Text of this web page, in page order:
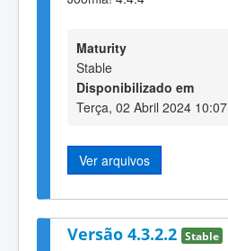
Maturity
Stable
Disponibilizado em
Terça, 02 Abril 2024 10:07
Ver arquivos
Versão 4.3.2.2 Stable